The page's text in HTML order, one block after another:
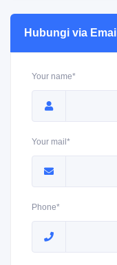
Hubungi via Email
Your name*
Your mail*
Phone*